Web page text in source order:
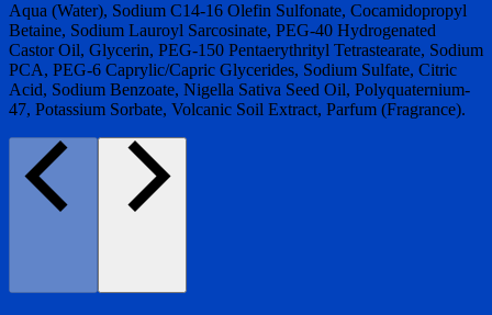
Aqua (Water), Sodium C14-16 Olefin Sulfonate, Cocamidopropyl
Betaine, Sodium Lauroyl Sarcosinate, PEG-40 Hydrogenated
Castor Oil, Glycerin, PEG-150 Pentaerythrityl Tetrastearate, Sodium
PCA, PEG-6 Caprylic/Capric Glycerides, Sodium Sulfate, Citric
Acid, Sodium Benzoate, Nigella Sativa Seed Oil, Polyquaternium-
47, Potassium Sorbate, Volcanic Soil Extract, Parfum (Fragrance).